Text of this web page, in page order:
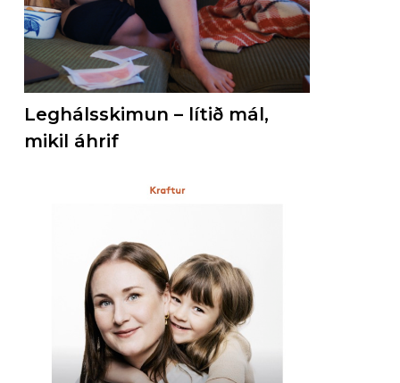
Leghálsskimun – lítið mál,
mikil áhrif